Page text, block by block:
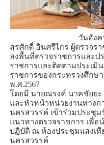
วันอังค
สุรศักดิ์ อินศรีไกร ผู้ตรวจร
ลงพื้นที่ตรวจราชการและป
ราชการและติดตามประเมิ
ราชการของกระทรวงศึกษ
พ.ศ.2567
โดยมี นายณรงค์ นาคชัยย
และหัวหน้าหน่วยงานทาง
นครสวรรค์ เข้าร่วมประชุ
แนวทางตรวจราชการ เพื่อ
ปฏิบัติ ณ ห้องประชุมแสงเที
นครสวรรค์